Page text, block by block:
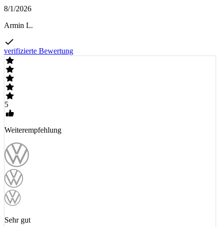
8/1/2026
Armin L.
verifizierte Bewertung
5
Weiterempfehlung
Sehr gut